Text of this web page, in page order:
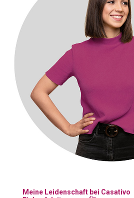
Meine Leidenschaft bei Casativo